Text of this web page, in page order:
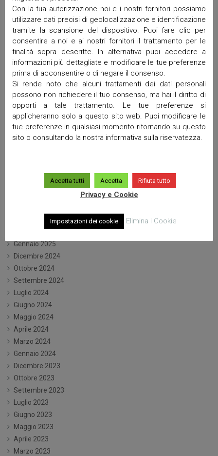
Commenti recenti
Archivi
Giugno 2026
Aprile 2026
Marzo 2026
Febbraio 2026
Gennaio 2026
Settembre 2025
Marzo 2025
Gennaio 2025
Dicembre 2024
Ottobre 2024
Settembre 2024
Luglio 2024
Giugno 2024
Maggio 2024
Aprile 2024
Marzo 2024
Gennaio 2024
Dicembre 2023
Ottobre 2023
Settembre 2023
Luglio 2023
Giugno 2023
Maggio 2023
Aprile 2023
Marzo 2023
Con la tua autorizzazione noi e i nostri fornitori possiamo
utilizzare dati precisi di geolocalizzazione e identificazione
tramite la scansione del dispositivo. Puoi fare clic per
consentire a noi e ai nostri fornitori il trattamento per le
finalità sopra descritte. In alternativa puoi accedere a
informazioni più dettagliate e modificare le tue preferenze
prima di acconsentire o di negare il consenso.
Si rende noto che alcuni trattamenti dei dati personali
possono non richiedere il tuo consenso, ma hai il diritto di
opporti a tale trattamento. Le tue preferenze si
applicheranno solo a questo sito web. Puoi modificare le
tue preferenze in qualsiasi momento ritornando su questo
sito o consultando la nostra informativa sulla riservatezza.
Accetta tutti Accetta Rifiuta tutto
Privacy e Cookie
Impostazioni dei cookie Elimina i Cookie